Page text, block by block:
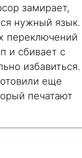
замирает,
нужный язык.
переключений
и сбивает с
избавиться.
еще
печатают